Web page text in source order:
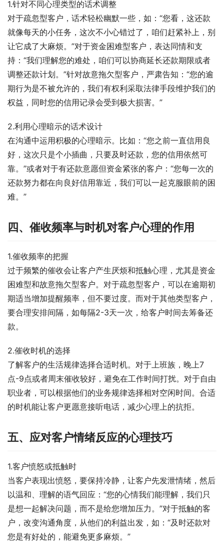
1.针对不同心理类型的话术调整
对于疏忽型客户，话术轻松幽默一些，如：“您看，这还款
就像每天的小任务，这次不小心错过了，咱们赶紧补上，别
让它成了大麻烦。”对于资金困难型客户，表达同情和支
持：“我们理解您的难处，咱们可以协商延长还款期限或者
调整还款计划。”针对故意拖欠型客户，严肃告知：“您的逾
期行为是不被允许的，我们有权利采取法律手段维护我们的
权益，同时您的信用记录会受到极大损害。”
2.利用心理暗示的话术设计
在沟通中运用积极的心理暗示。比如：“您之前一直信用良
好，这次只是个小插曲，只要及时还款，您的信用依然可
靠。”或者对于有还款意愿但资金紧张的客户：“您每一次的
还款努力都在向良好信用靠近，我们可以一起克服眼前的困
难。”
四、催收频率与时机对客户心理的作用
1.催收频率的把握
过于频繁的催收会让客户产生厌烦和抵触心理，尤其是资金
困难型和故意拖欠型客户。对于疏忽型客户，可以在逾期初
期适当增加提醒频率，但不要过度。而对于其他类型客户，
要合理安排间隔，如每隔2-3天一次，给客户时间去筹备还
款。
2.催收时机的选择
了解客户的生活规律选择合适时机。对于上班族，晚上7
点-9点或者周末催收较好，避免在工作时间打扰。对于自由
职业者，可以根据他们的业务规律选择相对空闲时间。合适
的时机能让客户更愿意接听电话，减少心理上的抗拒。
五、应对客户情绪反应的心理技巧
1.客户愤怒或抵触时
当客户表现出愤怒，要保持冷静，让客户先发泄情绪，然后
以温和、理解的语气回应：“您的心情我们能理解，我们只
是想一起解决问题，而不是给您增加压力。”对于抵触的客
户，改变沟通角度，从他们的利益出发，如：“及时还款对
您是有好处的，能避免更多麻烦。”